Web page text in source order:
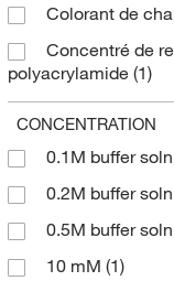
5.8(1)
5.9 to 6.3(1)
6.0
6.5(3)
6.7(3)
6.8(2)
7(6)
7 to 10 (2)
Colorant de
Concentré de
polyacrylamide (1)
Digitonin
Dodécyle
Kit de
Kit tampon IEF
Kit tampon de
CONCENTRATION
0.1M buffer
0.2M buffer
0.5M buffer
10 mM (1)